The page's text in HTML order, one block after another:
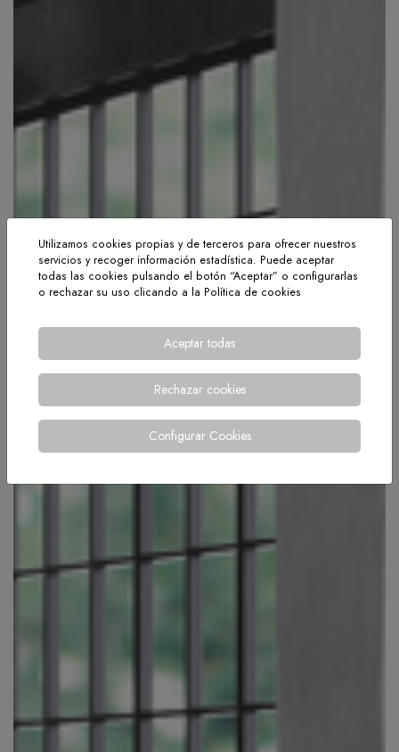
Utilizamos cookies propias y de terceros para ofrecer nuestros
servicios y recoger información estadística. Puede aceptar
todas las cookies pulsando el botón “Aceptar” o configurarlas
o rechazar su uso clicando a la Política de cookies
Aceptar todas
Rechazar cookies
Configurar Cookies